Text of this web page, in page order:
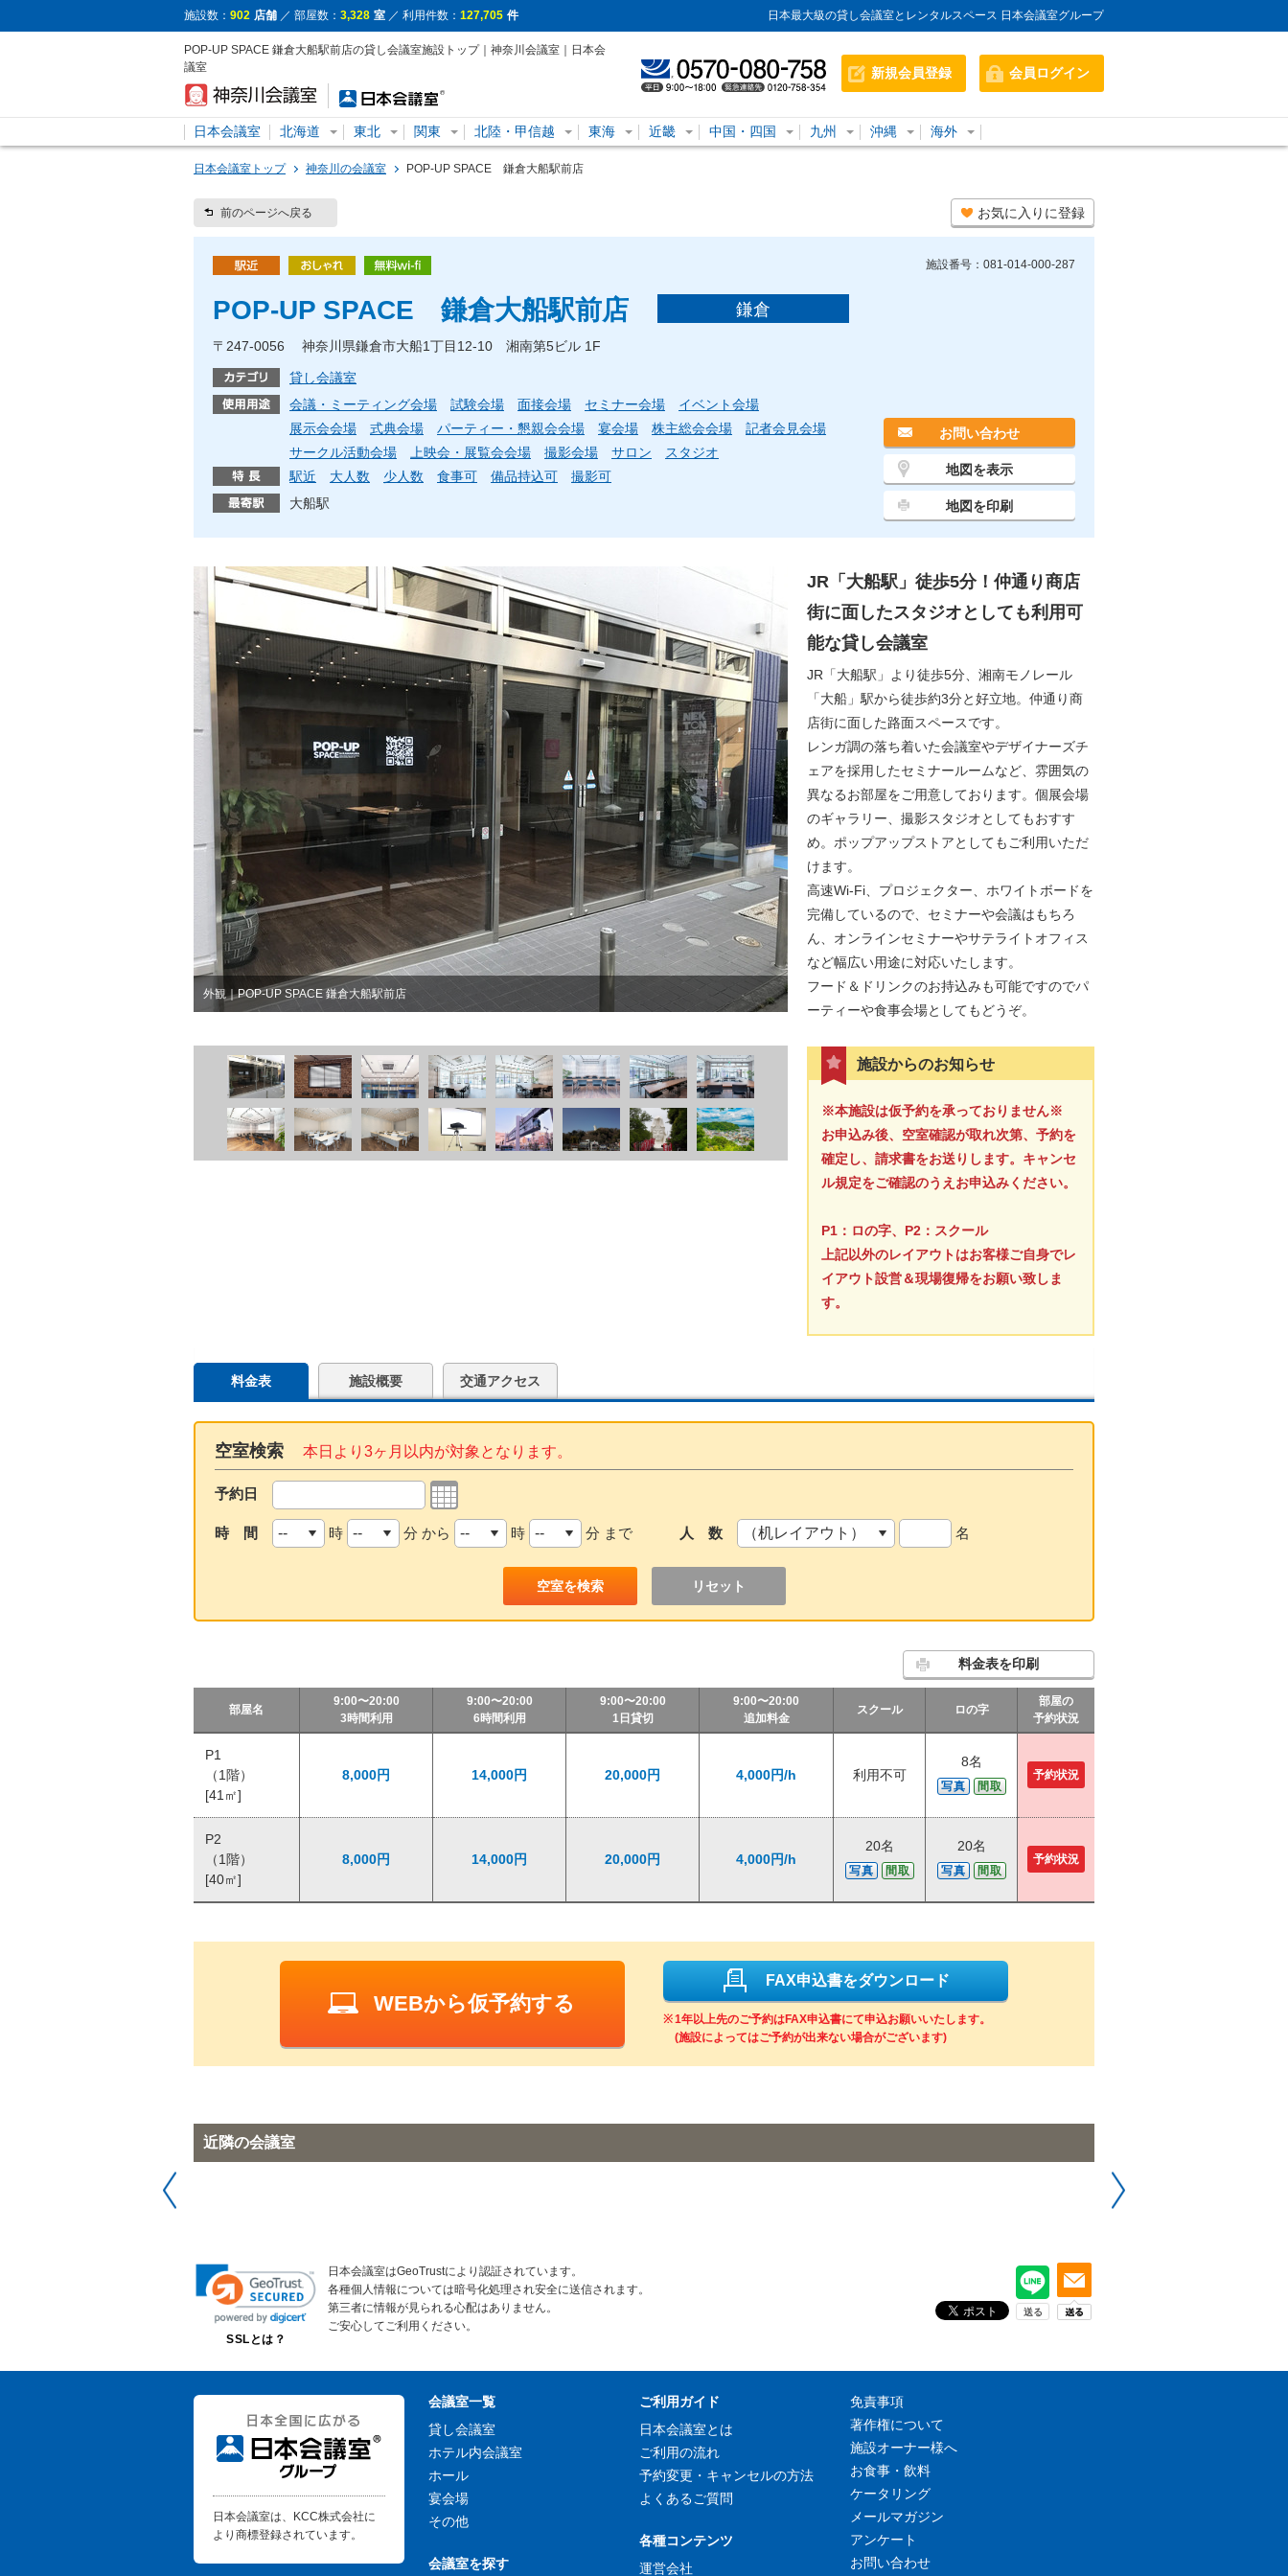
施設数： 902 店舗 ／ 部屋数： 3,328 室 ／ 利用件数： 127,705 件 日本最大級の貸し会議室とレンタルスペース 日本会議室グループ
POP-UP SPACE 鎌倉大船駅前店の貸し会議室施設トップ｜神奈川会議室｜日本会
議室
新規会員登録 会員ログイン
日本会議室 北海道 東北 関東 北陸・甲信越 東海 近畿 中国・四国 九州 沖縄 海外
日本会議室トップ 神奈川の会議室 POP-UP SPACE 鎌倉大船駅前店
前のページへ戻る お気に入りに登録
施設番号：081-014-000-287
POP-UP SPACE 鎌倉大船駅前店 鎌倉
〒247-0056 神奈川県鎌倉市大船1丁目12-10 湘南第5ビル 1F
貸し会議室
会議・ミーティング会場
試験会場 面接会場 セミナー会場
イベント会場
展示会会場
式典会場 パーティー・懇親会会場 宴会場 株主総会会場
記者会見会場
サークル活動会場
上映会・展覧会会場 撮影会場 サロン
スタジオ
駅近
大人数 少人数 食事可 備品持込可
撮影可
大船駅
お問い合わせ
地図を表示
地図を印刷
外観｜POP-UP SPACE 鎌倉大船駅前店
JR「大船駅」徒歩5分！仲通り商店
街に面したスタジオとしても利用可
能な貸し会議室
JR「大船駅」より徒歩5分、湘南モノレール
「大船」駅から徒歩約3分と好立地。仲通り商
店街に面した路面スペースです。
レンガ調の落ち着いた会議室やデザイナーズチ
ェアを採用したセミナールームなど、雰囲気の
異なるお部屋をご用意しております。個展会場
のギャラリー、撮影スタジオとしてもおすす
め。ポップアップストアとしてもご利用いただ
けます。
高速Wi-Fi、プロジェクター、ホワイトボードを
完備しているので、セミナーや会議はもちろ
ん、オンラインセミナーやサテライトオフィス
など幅広い用途に対応いたします。
フード＆ドリンクのお持込みも可能ですのでパ
ーティーや食事会場としてもどうぞ。
施設からのお知らせ
※本施設は仮予約を承っておりません※
お申込み後、空室確認が取れ次第、予約を
確定し、請求書をお送りします。キャンセ
ル規定をご確認のうえお申込みください。
P1：ロの字、P2：スクール
上記以外のレイアウトはお客様ご自身でレ
イアウト設営＆現場復帰をお願い致しま
す。
料金表 施設概要 交通アクセス
空室検索 本日より3ヶ月以内が対象となります。
予約日
時 間 時 分 から 時 分 まで 人 数 名
リセット
料金表を印刷
部屋名
9:00〜20:00
3時間利用
9:00〜20:00
6時間利用
9:00〜20:00
1日貸切
9:00〜20:00
追加料金
スクール ロの字
部屋の
予約状況
P1
（1階）
[41㎡]
8,000円 14,000円 20,000円 4,000円/h 利用不可
8名
写真 間取
予約状況
P2
（1階）
[40㎡]
8,000円 14,000円 20,000円 4,000円/h
20名
写真 間取
20名
写真 間取
予約状況
WEBから仮予約する
FAX申込書をダウンロード
1年以上先のご予約はFAX申込書にて申込お願いいたします。
(施設によってはご予約が出来ない場合がございます)
近隣の会議室
SSLとは？
日本会議室はGeoTrustにより認証されています。
各種個人情報については暗号化処理され安全に送信されます。
第三者に情報が見られる心配はありません。
ご安心してご利用ください。
日本会議室は、KCC株式会社に
より商標登録されています。
会議室一覧
貸し会議室
ホテル内会議室
ホール
宴会場
その他
会議室を探す
ご利用ガイド
日本会議室とは
ご利用の流れ
予約変更・キャンセルの方法
よくあるご質問
各種コンテンツ
運営会社
免責事項
著作権について
施設オーナー様へ
お食事・飲料
ケータリング
メールマガジン
アンケート
お問い合わせ